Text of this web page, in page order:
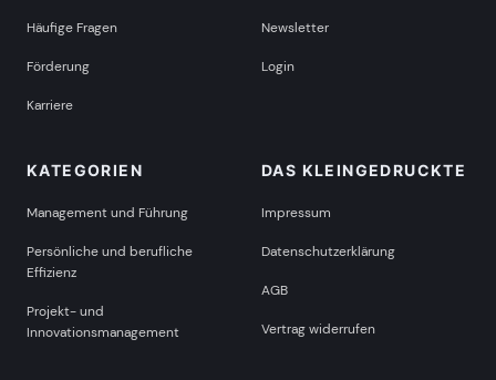
Häufige Fragen
Förderung
Karriere
Newsletter
Login
KATEGORIEN
Management und Führung
Persönliche und berufliche
Effizienz
Projekt- und
Innovationsmanagement
DAS KLEINGEDRUCKTE
Impressum
Datenschutzerklärung
AGB
Vertrag widerrufen